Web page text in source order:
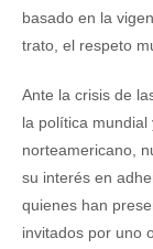
basado en la
trato, el respeto
Ante la crisis de
la política
norteamericano,
su interés en
quienes han
invitados por uno